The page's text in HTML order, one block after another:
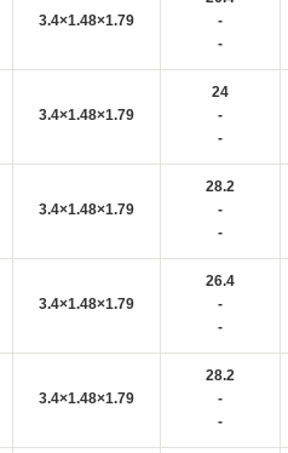
3.4×1.48×1.79
-
-
3.4×1.48×1.79
24
-
-
3.4×1.48×1.79
28.2
-
-
3.4×1.48×1.79
26.4
-
-
3.4×1.48×1.79
28.2
-
-